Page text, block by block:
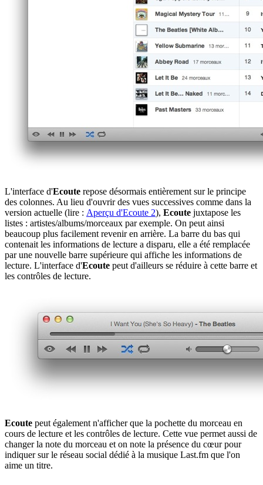
L'interface d'Ecoute repose désormais entièrement sur le principe
des colonnes. Au lieu d'ouvrir des vues successives comme dans la
version actuelle (lire : Aperçu d'Ecoute 2), Ecoute juxtapose les
listes : artistes/albums/morceaux par exemple. On peut ainsi
beaucoup plus facilement revenir en arrière. La barre du bas qui
contenait les informations de lecture a disparu, elle a été remplacée
par une nouvelle barre supérieure qui affiche les informations de
lecture. L'interface d'Ecoute peut d'ailleurs se réduire à cette barre et
les contrôles de lecture.
Ecoute peut également n'afficher que la pochette du morceau en
cours de lecture et les contrôles de lecture. Cette vue permet aussi de
changer la note du morceau et on note la présence du cœur pour
indiquer sur le réseau social dédié à la musique Last.fm que l'on
aime un titre.